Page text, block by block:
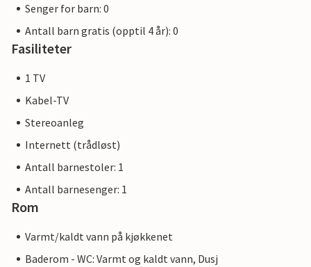
Senger for barn: 0
Antall barn gratis (opptil 4 år): 0
Fasiliteter
1 TV
Kabel-TV
Stereoanleg
Internett (trådløst)
Antall barnestoler: 1
Antall barnesenger: 1
Rom
Varmt/kaldt vann på kjøkkenet
Baderom - WC: Varmt og kaldt vann, Dusj